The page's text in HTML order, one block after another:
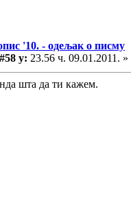
'10. - одељак о писму
у: 23.56 ч. 09.01.2011. »
шта да ти кажем.